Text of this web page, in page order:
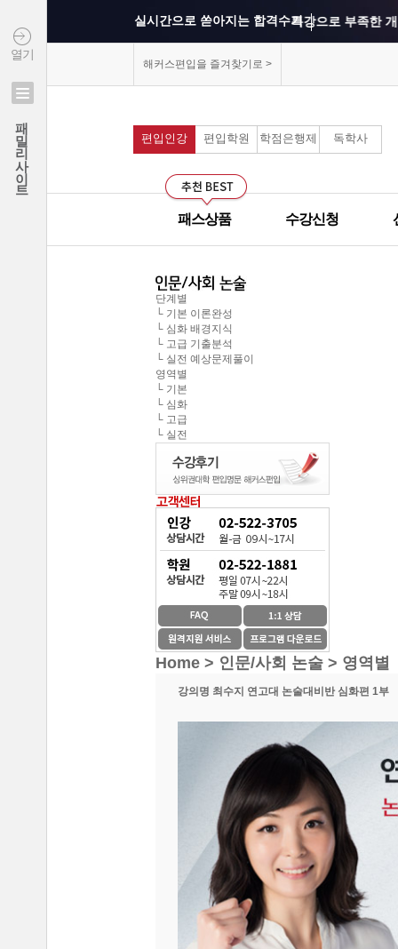
열기
패밀리사이트
실시간으로 쏟아지는 합격수기특강으로 부족한
선생님과의 카톡
해커스편입이 무
이 달의 베스트강
SNS나 페이지를
환급이라는 조건
방대한 자료와 데
중간에 정리된 자
건국대학교 최종합격 이*준
중앙대학교 최종합격 이*영
건국대학교 최종합격 정*훈
이화여자대학교 최종합격 김*현
서울시립대학교 최종합격 한*현
홍익대학교 최종합격 김*영
중앙대학교 최종합격 김*현
한국외국어대학교 최종합격 김*진
중앙대학교 최종합격 한*현
연세대학교 최종합격 김*진
건국대학교 최종합격 이*준
성균관대학교 최종합격 정*림
중앙대학교 최종합격 이*영
건국대학교 최종합격 정*훈
이화여자대학교 최종합격 김*현
중앙대학교 최종합격 이*준
서울시립대학교 최종합격 한*현
홍익대학교 최종합격 김*영
중앙대학교 최종합격 김*현
한국외국어대학교 최종합격 김*진
중앙대학교 최종합격 한*현
해커스편입을 즐겨찾기로 >
편입인강 편입학원 학점은행제 독학사
패스상품 수강신청
단계별
└ 기본 이론완성
└ 심화 배경지식
└ 고급 기출분석
└ 실전 예상문제풀이
영역별
└ 기본
└ 심화
└ 고급
└ 실전
Home > 인문/사회 논술 > 영역별
강의명 최수지 연고대 논술대비반 심화편 1부